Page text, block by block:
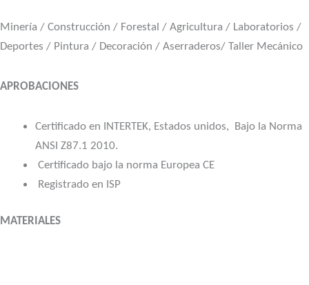
Minería / Construcción / Forestal / Agricultura / Laboratorios /
Deportes / Pintura / Decoración / Aserraderos/ Taller Mecánico
APROBACIONES
Certificado en INTERTEK, Estados unidos, Bajo la Norma
ANSI Z87.1 2010.
Certificado bajo la norma Europea CE
Registrado en ISP
MATERIALES